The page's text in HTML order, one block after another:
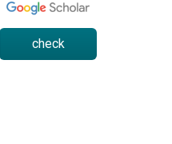
check